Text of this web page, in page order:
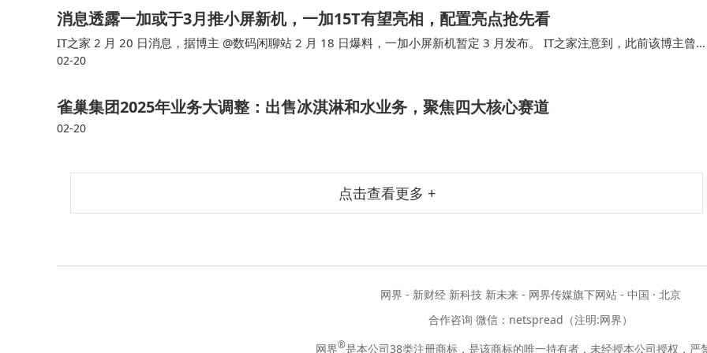
消息透露一加或于3月推小屏新机，一加15T有望亮相，配置亮点抢先看
IT之家 2 月 20 日消息，据博主 @数码闲聊站 2 月 18 日爆料，一加小屏新机暂定 3 月发布。 IT之家注意到，此前该博主曾爆
料一加15T 手机已入网，标配 100W 快充头，是子系唯一 6.3…
02-20
雀巢集团2025年业务大调整：出售冰淇淋和水业务，聚焦四大核心赛道
02-20
点击查看更多 +
网界 - 新财经 新科技 新未来 - 网界传媒旗下网站 - 中国 · 北京
合作咨询 微信：netspread（注明:网界）
网界®是本公司38类注册商标，是该商标的唯一持有者，未经授本公司授权，严